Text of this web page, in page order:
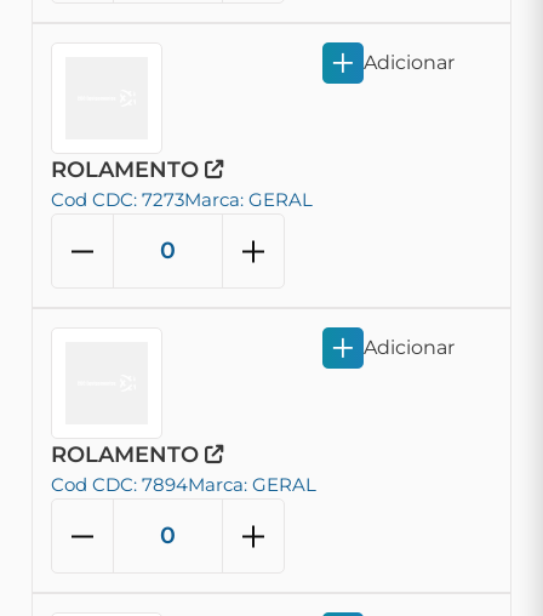
ROLAMENTO
Cod CDC: 7273Marca: GERAL
Adicionar
ROLAMENTO
Cod CDC: 7894Marca: GERAL
Adicionar